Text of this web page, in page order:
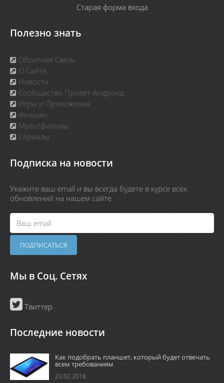
Старая форма входа
Полезно знать
Обратная Связь
О Сайте
Новости
Сообщество Привет-Андроид
Игры и Приложения
Фильмы
Мультфильмы
Сериалы
Подписка на новости
Укажите ваш email и вы всегда будете в курсе всех
обновлений на нашем сайте
Мы в Соц. Сетях
Твиттер
Последние новости
Как подобрать планшет, который будет отвечать
всем требованиям
23.02.2018